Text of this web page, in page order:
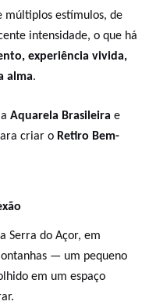
múltiplos estímulos, de
intensidade, o que há
experiência vivida,
alma.
Aquarela Brasileira e
criar o Retiro Bem-
Serra do Açor, em
— um pequeno
em um espaço